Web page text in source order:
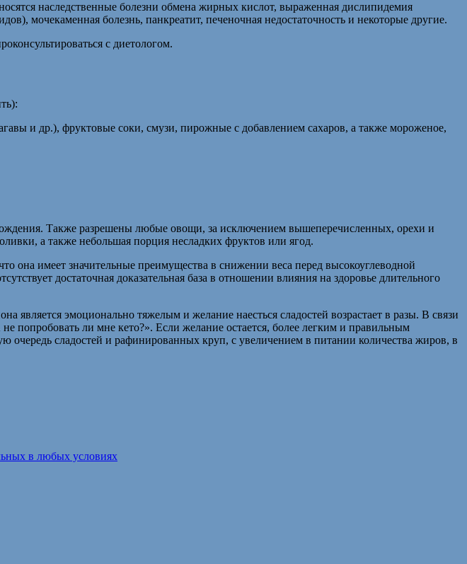
наследственные болезни обмена жирных кислот, выраженная дислипидемия
мочекаменная болезнь, панкреатит, печеночная недостаточность и некоторые другие.
с диетологом.
и др.), фруктовые соки, смузи, пирожные с добавлением сахаров, а также мороженое,
Также разрешены любые овощи, за исключением вышеперечисленных, орехи и
а также небольшая порция несладких фруктов или ягод.
она имеет значительные преимущества в снижении веса перед высокоуглеводной
достаточная доказательная база в отношении влияния на здоровье длительного
эмоционально тяжелым и желание наесться сладостей возрастает в разы. В связи
попробовать ли мне кето?». Если желание остается, более легким и правильным
очередь сладостей и рафинированных круп, с увеличением в питании количества жиров, в
в любых условиях